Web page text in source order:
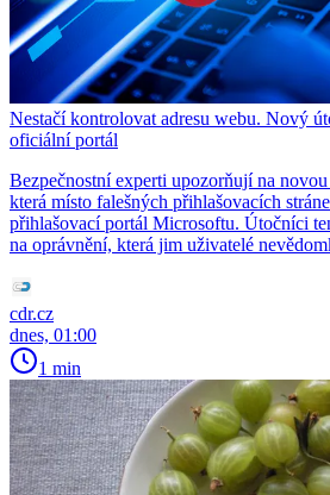
Nestačí kontrolovat adresu webu. Nový
oficiální portál
Bezpečnostní experti upozorňují na
která místo falešných přihlašovacích
přihlašovací portál Microsoftu. Útočníci
na oprávnění, která jim uživatelé
cdr.cz
dnes, 01:00
1 min